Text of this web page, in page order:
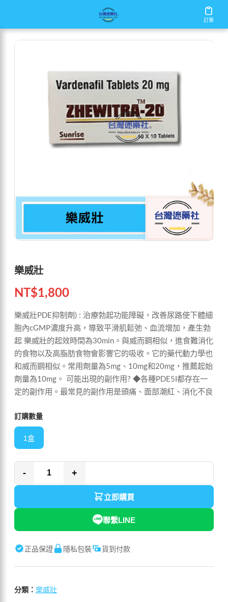
訂單
訂單
樂威壯
樂威壯
NT$1,800
樂威壯PDE抑制劑) : 治療勃起功能障礙，改善尿路使下體細
胞內cGMP濃度升高，導致平滑肌鬆弛、血流增加，產生勃
起 樂威壯的起效時間為30min。與威而鋼相似，進食難消化
的食物以及高脂肪食物會影響它的吸收。它的藥代動力學也
和威而鋼相似。常用劑量為5mg、10mg和20mg，推薦起始
劑量為10mg。 可能出現的副作用? ◆各種PDE5I都存在一
定的副作用。最常見的副作用是頭痛、面部潮紅、消化不良
訂購數量
1盒
- +
立即購買
聯繫LINE
正品保證 隱私包裝 貨到付款
分類： 樂威壯